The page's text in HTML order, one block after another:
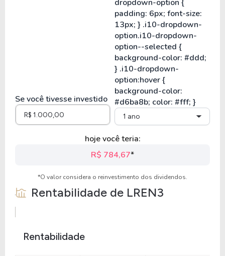
Se você tivesse investido
1 ano
hoje você teria:
R$ 784,67*
*O valor considera o reinvestimento dos dividendos.
Rentabilidade de LREN3
Rentabilidade